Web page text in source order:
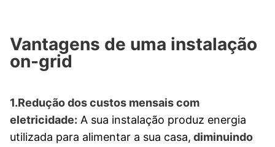
Vantagens de uma instalação
on-grid
1.Redução dos custos mensais com
eletricidade: A sua instalação produz energia
utilizada para alimentar a sua casa, diminuindo